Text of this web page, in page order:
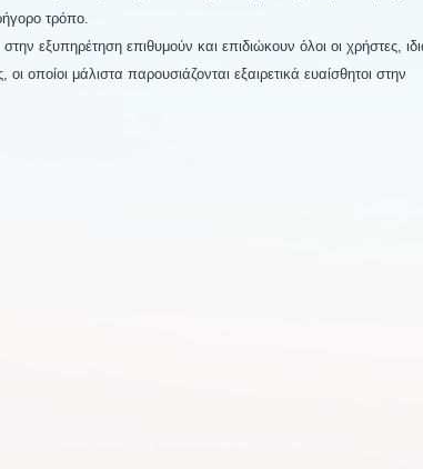
τρόπο.
εξυπηρέτηση επιθυμούν και επιδιώκουν όλοι οι χρήστες,
οι οποίοι μάλιστα παρουσιάζονται εξαιρετικά ευαίσθητοι στην